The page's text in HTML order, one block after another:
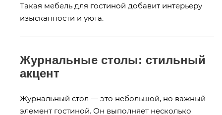
Такая мебель для гостиной добавит интерьеру
изысканности и уюта.
Журнальные столы: стильный
акцент
Журнальный стол — это небольшой, но важный
элемент гостиной. Он выполняет несколько